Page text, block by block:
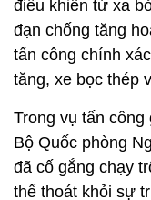
điều khiển từ xa
đạn chống tăng
tấn công chính
tăng, xe bọc thép
Trong vụ tấn
Bộ Quốc phòng
đã cố gắng chạy
thể thoát khỏi sự